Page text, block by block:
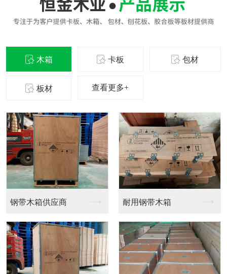
木箱 卡板 包材
板材 查看更多+
钢带木箱供应商 耐用钢带木箱